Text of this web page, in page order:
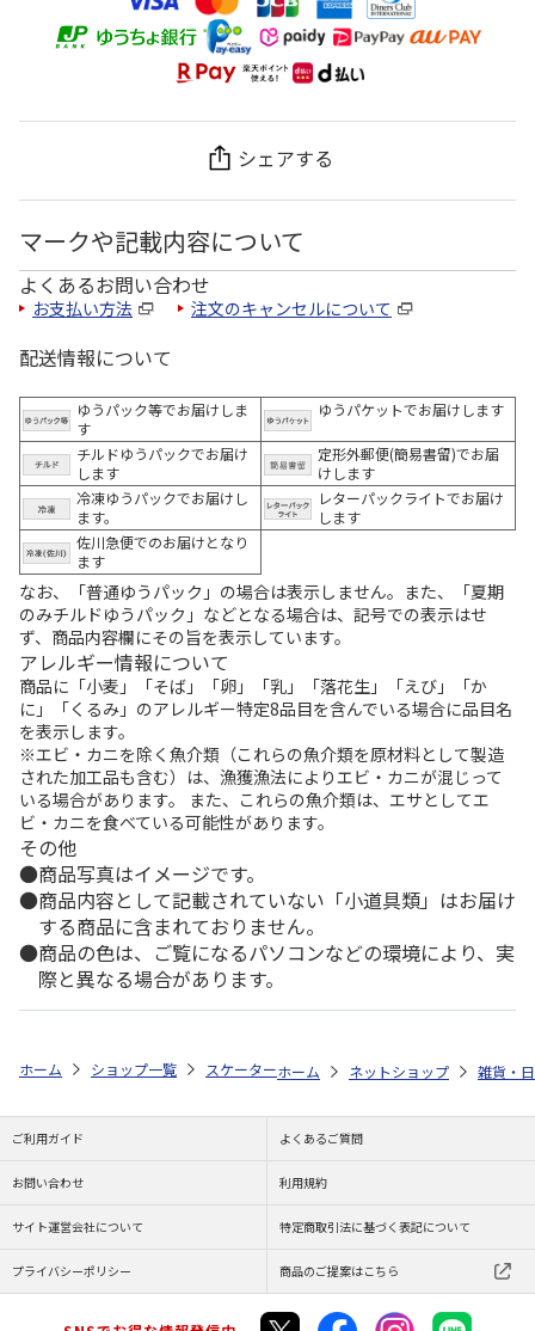
シェアする
マークや記載内容について
よくあるお問い合わせ
お支払い方法 注文のキャンセルについて
配送情報について
ゆうパック等でお届けしま
す
ゆうパケットでお届けします
チルドゆうパックでお届け
します
定形外郵便(簡易書留)でお届
けします
冷凍ゆうパックでお届けし
ます。
レターパックライトでお届け
します
佐川急便でのお届けとなり
ます
なお、「普通ゆうパック」の場合は表示しません。また、「夏期
のみチルドゆうパック」などとなる場合は、記号での表示はせ
ず、商品内容欄にその旨を表示しています。
アレルギー情報について
商品に「小麦」「そば」「卵」「乳」「落花生」「えび」「か
に」「くるみ」のアレルギー特定8品目を含んでいる場合に品目名
を表示します。
※エビ・カニを除く魚介類（これらの魚介類を原材料として製造
された加工品も含む）は、漁獲漁法によりエビ・カニが混じって
いる場合があります。 また、これらの魚介類は、エサとしてエ
ビ・カニを食べている可能性があります。
その他
商品写真はイメージです。
商品内容として記載されていない「小道具類」はお届け
する商品に含まれておりません。
商品の色は、ご覧になるパソコンなどの環境により、実
際と異なる場合があります。
ホーム ショップ一覧 スケーター 折りたたみ紙パック飲料ホルダー
ホーム ネットショップ 雑貨・
ご利用ガイド よくあるご質問
お問い合わせ 利用規約
サイト運営会社について 特定商取引法に基づく表記について
プライバシーポリシー 商品のご提案はこちら